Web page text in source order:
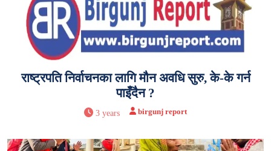
राष्ट्रपति निर्वाचनका लागि मौन अवधि सुरु, के-के गर्न
पाइँदैन ?
3 years birgunj report